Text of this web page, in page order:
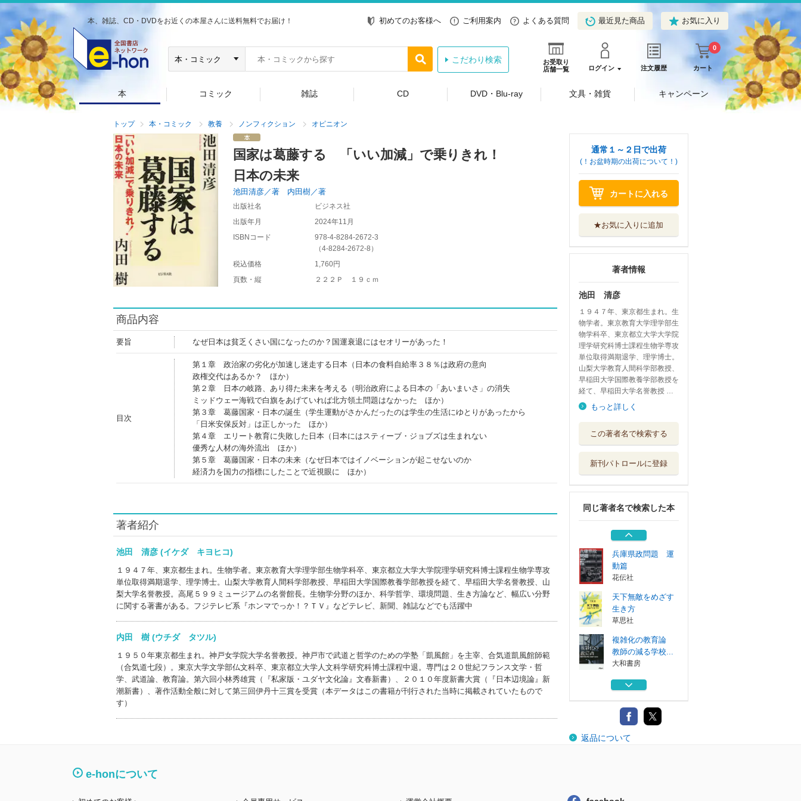
本、雑誌、CD・DVDをお近くの本屋さんに送料無料でお届け！ 初めてのお客様へ ご利用案内 よくある質問 最近見た商品 お気に入り
お受取り
店舗一覧
ログイン 注文履歴 カート
0
こだわり検索
本 コミック 雑誌 CD DVD・Blu-ray 文具・雑貨 キャンペーン
トップ 本・コミック 教養 ノンフィクション オピニオン
国家は葛藤する 「いい加減」で乗りきれ！
日本の未来
池田清彦／著 内田樹／著
出版社名
ビジネス社
出版年月
2024年11月
ISBNコード
978-4-8284-2672-3
（4-8284-2672-8 ）
税込価格
1,760円
頁数・縦
２２２Ｐ １９ｃｍ
商品内容
要旨 なぜ日本は貧乏くさい国になったのか？国運衰退にはセオリーがあった！
目次
第１章 政治家の劣化が加速し迷走する日本（日本の食料自給率３８％は政府の意向
政権交代はあるか？ ほか）
第２章 日本の岐路、あり得た未来を考える（明治政府による日本の「あいまいさ」の消失
ミッドウェー海戦で白旗をあげていれば北方領土問題はなかった ほか）
第３章 葛藤国家・日本の誕生（学生運動がさかんだったのは学生の生活にゆとりがあったから
「日米安保反対」は正しかった ほか）
第４章 エリート教育に失敗した日本（日本にはスティーブ・ジョブズは生まれない
優秀な人材の海外流出 ほか）
第５章 葛藤国家・日本の未来（なぜ日本ではイノベーションが起こせないのか
経済力を国力の指標にしたことで近視眼に ほか）
著者紹介
池田 清彦 (イケダ キヨヒコ)
１９４７年、東京都生まれ。生物学者。東京教育大学理学部生物学科卒、東京都立大学大学院理学研究科博士課程生物学専攻
単位取得満期退学、理学博士。山梨大学教育人間科学部教授、早稲田大学国際教養学部教授を経て、早稲田大学名誉教授、山
梨大学名誉教授。高尾５９９ミュージアムの名誉館長。生物学分野のほか、科学哲学、環境問題、生き方論など、幅広い分野
に関する著書がある。フジテレビ系『ホンマでっか！？ＴＶ』などテレビ、新聞、雑誌などでも活躍中
内田 樹 (ウチダ タツル)
１９５０年東京都生まれ。神戸女学院大学名誉教授。神戸市で武道と哲学のための学塾「凱風館」を主宰、合気道凱風館師範
（合気道七段）。東京大学文学部仏文科卒、東京都立大学人文科学研究科博士課程中退。専門は２０世紀フランス文学・哲
学、武道論、教育論。第六回小林秀雄賞（『私家版・ユダヤ文化論』文春新書）、２０１０年度新書大賞（『日本辺境論』新
潮新書）、著作活動全般に対して第三回伊丹十三賞を受賞（本データはこの書籍が刊行された当時に掲載されていたもので
す）
通常１～２日で出荷
(！お盆時期の出荷について！)
カートに入れる
★お気に入りに追加
著者情報
池田 清彦
１９４７年、東京都生まれ。生
物学者。東京教育大学理学部生
物学科卒、東京都立大学大学院
理学研究科博士課程生物学専攻
単位取得満期退学、理学博士。
山梨大学教育人間科学部教授、
早稲田大学国際教養学部教授を
経て、早稲田大学名誉教授 …
もっと詳しく
この著者名で検索する
新刊パトロールに登録
同じ著者名で検索した本
教師の減る学校...
人はなぜ働かなく
扶桑社
自由より自在に生
きる 愉快さと...
フォレスト出版
兵庫県政問題 運
動篇
花伝社
天下無敵をめざす
生き方
草思社
複雑化の教育論
教師の減る学校...
大和書房
人はなぜ働かなく
扶桑社
自由より自在に生
きる 愉快さと...
返品について
e-honについて